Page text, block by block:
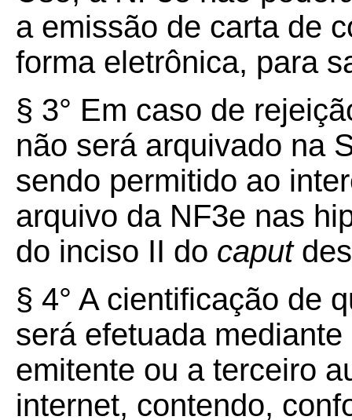
a emissão de carta de
forma eletrônica, para
§ 3° Em caso de
não será arquivado na
sendo permitido ao
arquivo da NF3e nas
do inciso II do caput
§ 4° A cientificação de
será efetuada
emitente ou a terceiro
internet, contendo,